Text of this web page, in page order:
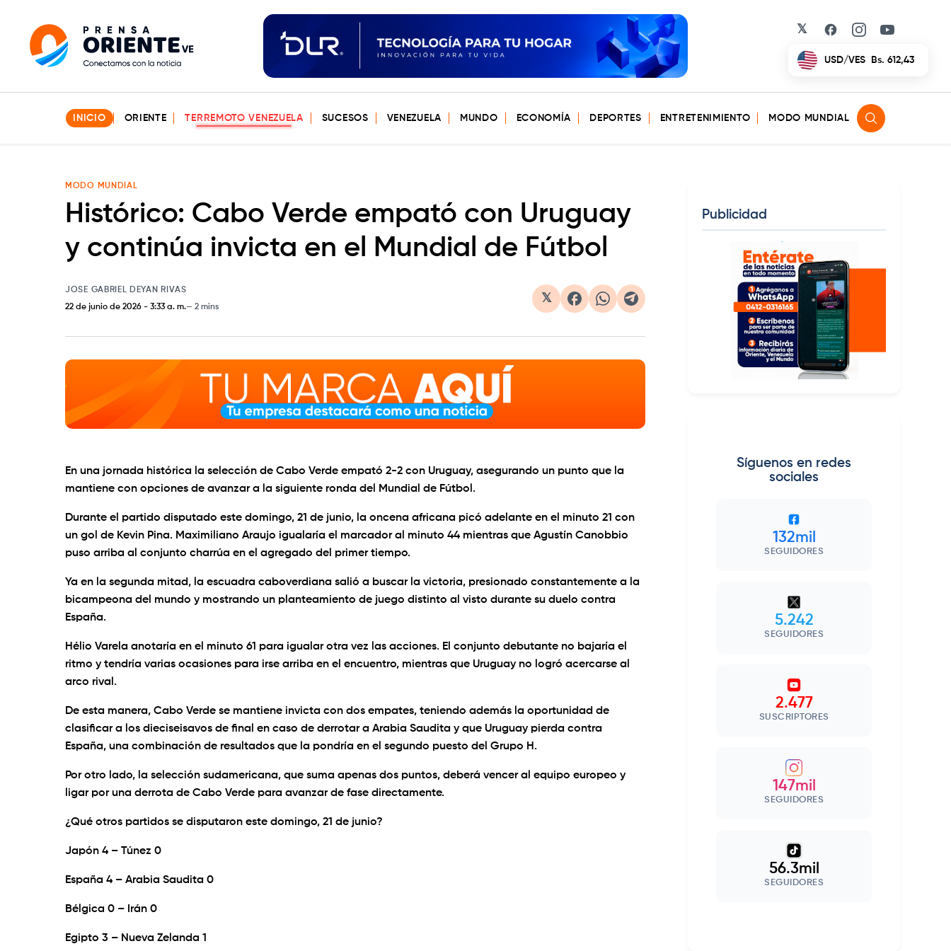
𝕏 Facebook
Instagram
YouTube
USD/VES Bs. 612,43
INICIO ORIENTE TERREMOTO VENEZUELA SUCESOS VENEZUELA MUNDO ECONOMÍA DEPORTES ENTRETENIMIENTO MODO MUNDIAL
MODO MUNDIAL
Histórico: Cabo Verde empató con Uruguay
y continúa invicta en el Mundial de Fútbol
JOSE GABRIEL DEYAN RIVAS
22 de junio de 2026 - 3:33 a. m. 2 mins
𝕏
En una jornada histórica la selección de Cabo Verde empató 2-2 con Uruguay, asegurando un punto que la
mantiene con opciones de avanzar a la siguiente ronda del Mundial de Fútbol.
Durante el partido disputado este domingo, 21 de junio, la oncena africana picó adelante en el minuto 21 con
un gol de Kevin Pina. Maximiliano Araujo igualaría el marcador al minuto 44 mientras que Agustín Canobbio
puso arriba al conjunto charrúa en el agregado del primer tiempo.
Ya en la segunda mitad, la escuadra caboverdiana salió a buscar la victoria, presionado constantemente a la
bicampeona del mundo y mostrando un planteamiento de juego distinto al visto durante su duelo contra
España.
Hélio Varela anotaría en el minuto 61 para igualar otra vez las acciones. El conjunto debutante no bajaría el
ritmo y tendría varias ocasiones para irse arriba en el encuentro, mientras que Uruguay no logró acercarse al
arco rival.
De esta manera, Cabo Verde se mantiene invicta con dos empates, teniendo además la oportunidad de
clasificar a los dieciseisavos de final en caso de derrotar a Arabia Saudita y que Uruguay pierda contra
España, una combinación de resultados que la pondría en el segundo puesto del Grupo H.
Por otro lado, la selección sudamericana, que suma apenas dos puntos, deberá vencer al equipo europeo y
ligar por una derrota de Cabo Verde para avanzar de fase directamente.
¿Qué otros partidos se disputaron este domingo, 21 de junio?
Japón 4 – Túnez 0
España 4 – Arabia Saudita 0
Bélgica 0 – Irán 0
Egipto 3 – Nueva Zelanda 1
Publicidad
Síguenos en redes
sociales
132mil
SEGUIDORES
5.242
SEGUIDORES
2.477
SUSCRIPTORES
147mil
SEGUIDORES
56.3mil
SEGUIDORES